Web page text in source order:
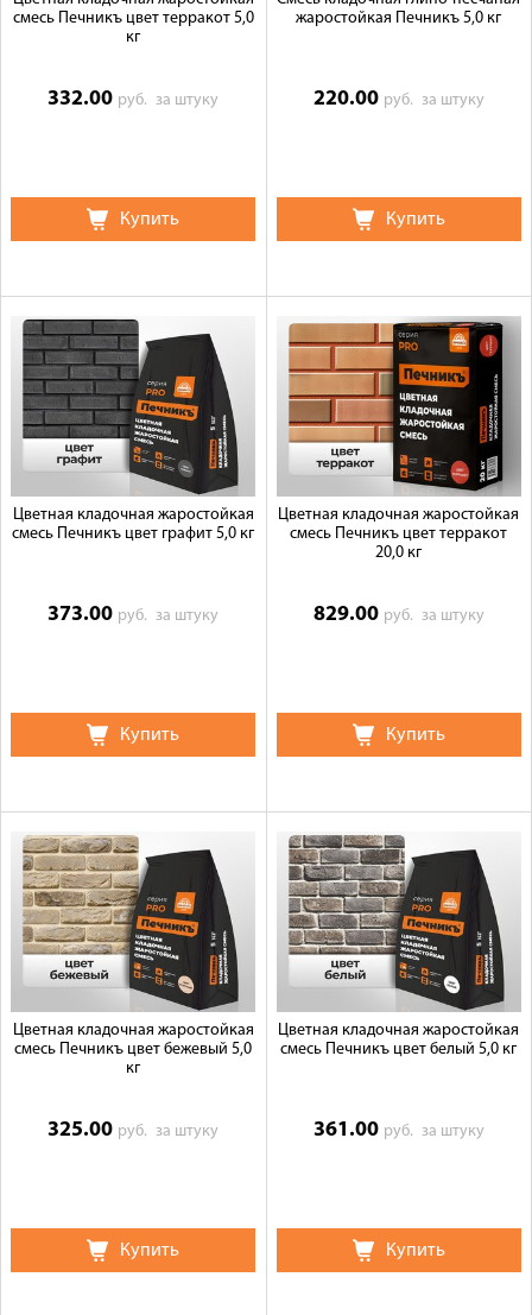
смесь Печникъ цвет терракот 5,0
кг
332.00 руб.за штуку
Купить
жаростойкая Печникъ 5,0 кг
220.00 руб. за штуку
Купить
Цветная кладочная жаростойкая
смесь Печникъ цвет графит 5,0 кг
373.00 руб.за штуку
Купить
Цветная кладочная жаростойкая
смесь Печникъ цвет терракот
20,0 кг
829.00 руб. за штуку
Купить
Цветная кладочная жаростойкая
смесь Печникъ цвет бежевый 5,0
кг
325.00 руб.за штуку
Купить
Цветная кладочная жаростойкая
смесь Печникъ цвет белый 5,0 кг
361.00 руб. за штуку
Купить